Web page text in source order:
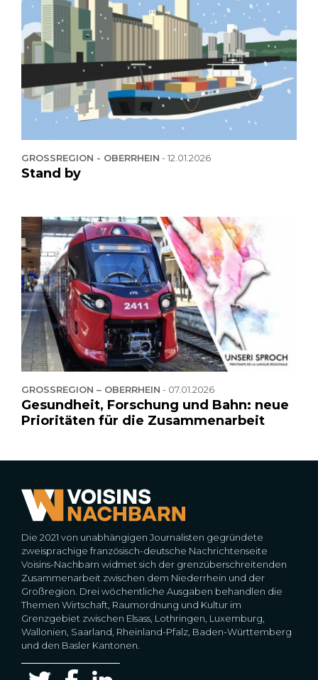
GROSSREGION - OBERRHEIN -12.01.2026
Stand by
GROSSREGION – OBERRHEIN - 07.01.2026
Gesundheit, Forschung und Bahn: neue
Prioritäten für die Zusammenarbeit
Die 2021 von unabhängigen Journalisten gegründete
zweisprachige französisch-deutsche Nachrichtenseite
Voisins-Nachbarn widmet sich der grenzüberschreitenden
Zusammenarbeit zwischen dem Niederrhein und der
Großregion. Drei wöchentliche Ausgaben behandlen die
Themen Wirtschaft, Raumordnung und Kultur im
Grenzgebiet zwischen Elsass, Lothringen, Luxemburg,
Wallonien, Saarland, Rheinland-Pfalz, Baden-Württemberg
und den Basler Kantonen.